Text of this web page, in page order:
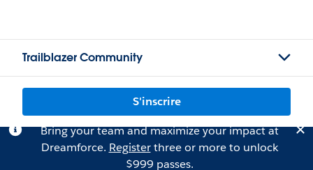
Trailblazer Community
S'inscrire
Bring your team and maximize your impact at
Dreamforce. Registerthree or more to unlock
$999 passes.